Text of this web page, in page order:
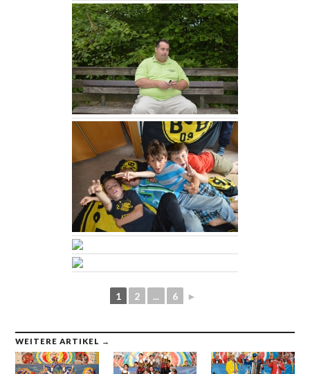
1 2 ... 6 ►
WEITERE ARTIKEL →